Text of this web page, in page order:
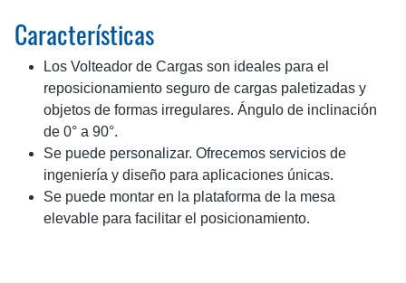
Características
Los Volteador de Cargas son ideales para el
reposicionamiento seguro de cargas paletizadas y
objetos de formas irregulares. Ángulo de inclinación
de 0° a 90°.
Se puede personalizar. Ofrecemos servicios de
ingeniería y diseño para aplicaciones únicas.
Se puede montar en la plataforma de la mesa
elevable para facilitar el posicionamiento.